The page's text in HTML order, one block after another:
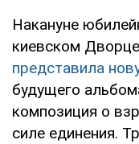
Накануне
киевском Дворце
представила
будущего
композиция о
силе единения.